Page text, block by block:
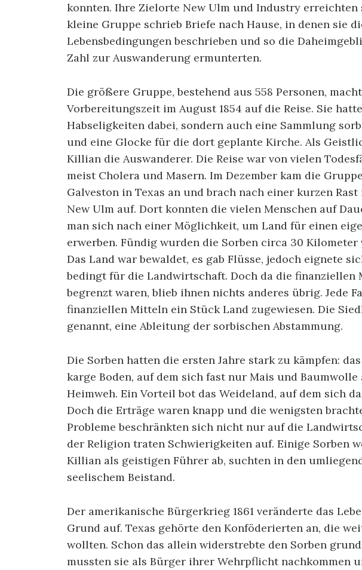
konnten. Ihre Zielorte New Ulm und Industry erreichten
kleine Gruppe schrieb Briefe nach Hause, in denen sie
Lebensbedingungen beschrieben und so die
Zahl zur Auswanderung ermunterten.
Die größere Gruppe, bestehend aus 558 Personen,
Vorbereitungszeit im August 1854 auf die Reise. Sie
Habseligkeiten dabei, sondern auch eine Sammlung
und eine Glocke für die dort geplante Kirche. Als
Killian die Auswanderer. Die Reise war von vielen
meist Cholera und Masern. Im Dezember kam die
Galveston in Texas an und brach nach einer kurzen
New Ulm auf. Dort konnten die vielen Menschen auf
man sich nach einer Möglichkeit, um Land für einen
erwerben. Fündig wurden die Sorben circa 30
Das Land war bewaldet, es gab Flüsse, jedoch eignete
bedingt für die Landwirtschaft. Doch da die finanziellen
begrenzt waren, blieb ihnen nichts anderes übrig. Jede
finanziellen Mitteln ein Stück Land zugewiesen. Die
genannt, eine Ableitung der sorbischen Abstammung.
Die Sorben hatten die ersten Jahre stark zu kämpfen:
karge Boden, auf dem sich fast nur Mais und
Heimweh. Ein Vorteil bot das Weideland, auf dem sich
Doch die Erträge waren knapp und die wenigsten
Probleme beschränkten sich nicht nur auf die
der Religion traten Schwierigkeiten auf. Einige Sorben
Killian als geistigen Führer ab, suchten in den
seelischem Beistand.
Der amerikanische Bürgerkrieg 1861 veränderte das
Grund auf. Texas gehörte den Konföderierten an, die
wollten. Schon das allein widerstrebte den Sorben
mussten sie als Bürger ihrer Wehrpflicht nachkommen